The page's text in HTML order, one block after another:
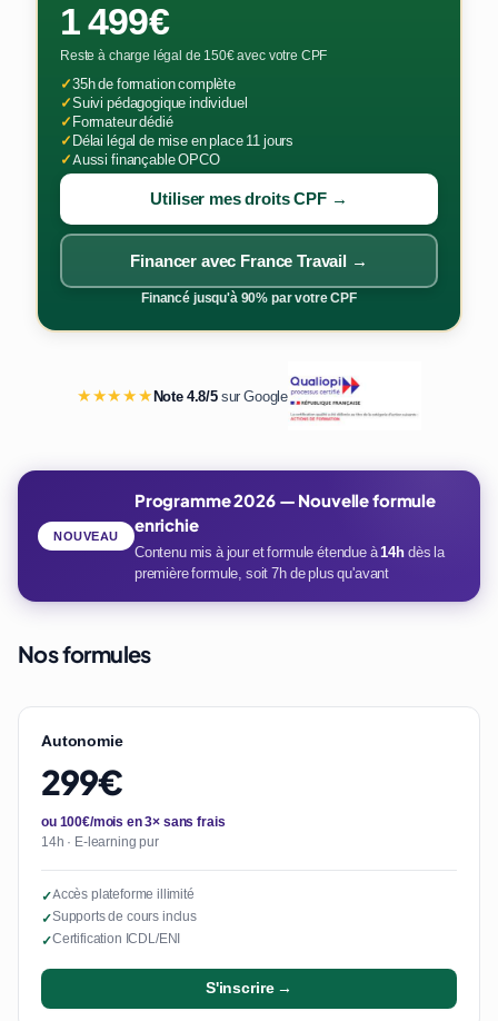
1 499€
Reste à charge légal de 150€ avec votre CPF
✓35h de formation complète
✓Suivi pédagogique individuel
✓Formateur dédié
✓Délai légal de mise en place 11 jours
✓Aussi finançable OPCO
Utiliser mes droits CPF →
Financer avec France Travail →
Financé jusqu'à 90% par votre CPF
★★★★★Note 4.8/5sur Google
Programme 2026 — Nouvelle formule
enrichie
Contenu mis à jour et formule étendue à14hdès la
première formule, soit 7h de plus qu'avant
NOUVEAU
Nos formules
Autonomie
299€
ou 100€/mois en 3× sans frais
14h · E-learning pur
✓Accès plateforme illimité
✓Supports de cours inclus
✓Certification ICDL/ENI
S'inscrire →